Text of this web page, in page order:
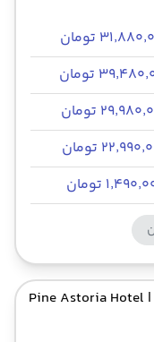
تومان
تومان
تومان
تومان
تومان
| Pine Astoria Hotel